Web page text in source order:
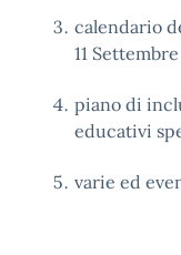
calendario
11
piano di
educativi
varie ed